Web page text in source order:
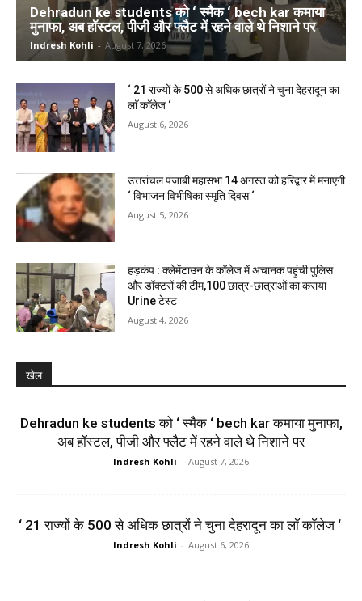
Dehradun ke students को ‘ स्मैक ‘ bech kar कमाया
मुनाफा, अब हॉस्टल, पीजी और फ्लैट में रहने वाले थे निशाने पर
Indresh Kohli - August 7, 2026
‘ 21 राज्यों के 500 से अधिक छात्रों ने चुना देहरादून का
लाॅ काॅलेज ‘
August 6, 2026
उत्तरांचल पंजाबी महासभा 14 अगस्त को हरिद्वार में मनाएगी
‘ विभाजन विभीषिका स्मृति दिवस ‘
August 5, 2026
हड़कंप : क्लेमेंटाउन के कॉलेज में अचानक पहुंची पुलिस
और डॉक्टरों की टीम,100 छात्र-छात्राओं का कराया
Urine टेस्ट
August 4, 2026
खेल
Dehradun ke students को ‘ स्मैक ‘ bech kar कमाया मुनाफा,
अब हॉस्टल, पीजी और फ्लैट में रहने वाले थे निशाने पर
Indresh Kohli - August 7, 2026
‘ 21 राज्यों के 500 से अधिक छात्रों ने चुना देहरादून का लाॅ काॅलेज ‘
Indresh Kohli - August 6, 2026